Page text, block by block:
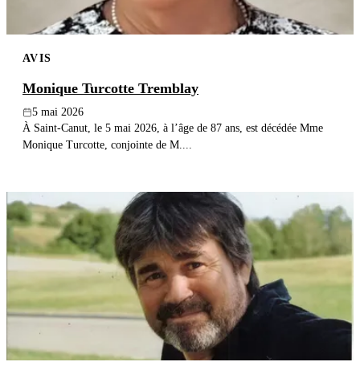
AVIS
Monique Turcotte Tremblay
5 mai 2026
À Saint-Canut, le 5 mai 2026, à l’âge de 87 ans, est décédée Mme
Monique Turcotte, conjointe de M....